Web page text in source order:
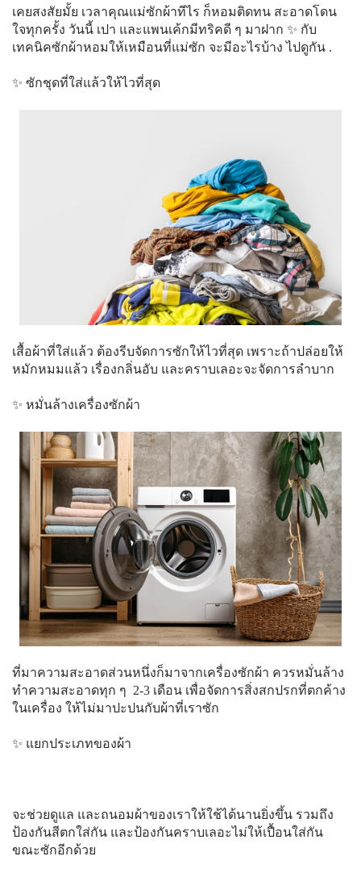
เคยสงสัยมั้ย เวลาคุณแม่ซักผ้าทีไร ก็หอมติดทน สะอาดโดน
ใจทุกครั้ง วันนี้ เปา และแพนเค้กมีทริคดี ๆ มาฝาก ✨ กับ
เทคนิคซักผ้าหอมให้เหมือนที่แม่ซัก จะมีอะไรบ้าง ไปดูกัน .
✨ ซักชุดที่ใส่แล้วให้ไวที่สุด
เสื้อผ้าที่ใส่แล้ว ต้องรีบจัดการซักให้ไวที่สุด เพราะถ้าปล่อยให้
หมักหมมแล้ว เรื่องกลิ่นอับ และคราบเลอะจะจัดการลำบาก
✨ หมั่นล้างเครื่องซักผ้า
ที่มาความสะอาดส่วนหนึ่งก็มาจากเครื่องซักผ้า ควรหมั่นล้าง
ทำความสะอาดทุก ๆ 2-3 เดือน เพื่อจัดการสิ่งสกปรกที่ตกค้าง
ในเครื่อง ให้ไม่มาปะปนกับผ้าที่เราซัก
✨ แยกประเภทของผ้า
จะช่วยดูแล และถนอมผ้าของเราให้ใช้ได้นานยิ่งขึ้น รวมถึง
ป้องกันสีตกใส่กัน และป้องกันคราบเลอะไม่ให้เปื้อนใส่กัน
ขณะซักอีกด้วย